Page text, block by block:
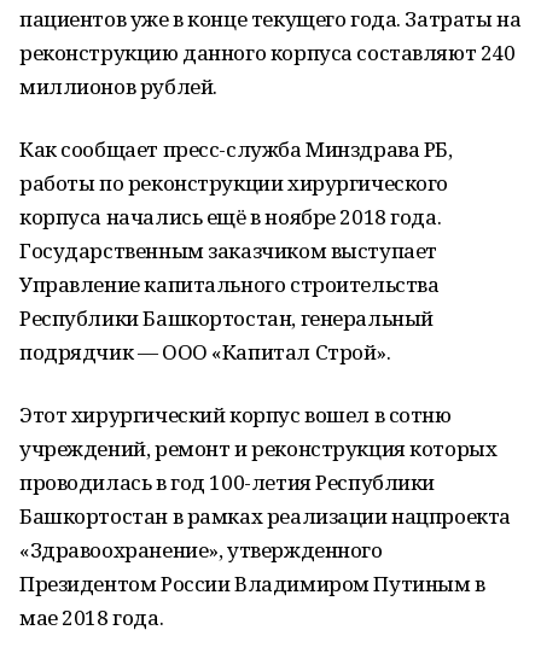
пациентов уже в конце текущего года. Затраты на
реконструкцию данного корпуса составляют 240
миллионов рублей.
Как сообщает пресс-служба Минздрава РБ,
работы по реконструкции хирургического
корпуса начались ещё в ноябре 2018 года.
Государственным заказчиком выступает
Управление капитального строительства
Республики Башкортостан, генеральный
подрядчик — ООО «Капитал Строй».
Этот хирургический корпус вошел в сотню
учреждений, ремонт и реконструкция которых
проводилась в год 100-летия Республики
Башкортостан в рамках реализации нацпроекта
«Здравоохранение», утвержденного
Президентом России Владимиром Путиным в
мае 2018 года.